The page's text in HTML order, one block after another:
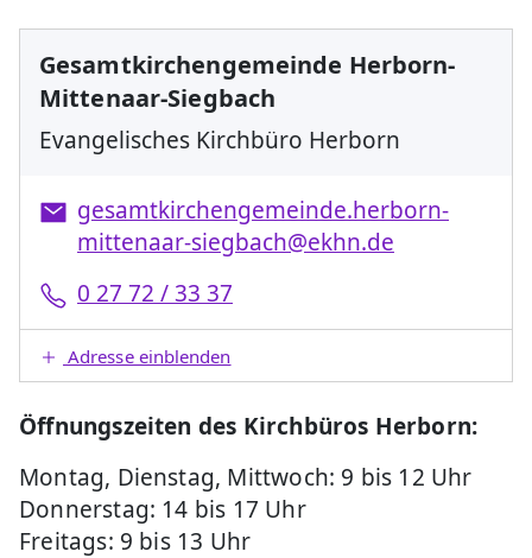
Gesamtkirchengemeinde Herborn-
Mittenaar-Siegbach
Evangelisches Kirchbüro Herborn
gesamtkirchengemeinde.herborn-
mittenaar-siegbach@ekhn.de
0 27 72 / 33 37
Adresse einblenden
Öffnungszeiten des Kirchbüros Herborn:
Montag, Dienstag, Mittwoch: 9 bis 12 Uhr
Donnerstag: 14 bis 17 Uhr
Freitags: 9 bis 13 Uhr